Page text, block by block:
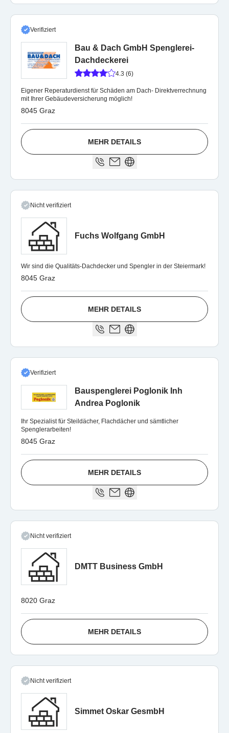
Verifiziert
Bau & Dach GmbH Spenglerei-
Dachdeckerei
4.3 (6)
Eigener Reperaturdienst für Schäden am Dach- Direktverrechnung
mit Ihrer Gebäudeversicherung möglich!
8045 Graz
MEHR DETAILS
Nicht verifiziert
Fuchs Wolfgang GmbH
Wir sind die Qualitäts-Dachdecker und Spengler in der Steiermark!
8045 Graz
MEHR DETAILS
Verifiziert
Bauspenglerei Poglonik Inh
Andrea Poglonik
Ihr Spezialist für Steildächer, Flachdächer und sämtlicher
Spenglerarbeiten!
8045 Graz
MEHR DETAILS
Nicht verifiziert
DMTT Business GmbH
8020 Graz
MEHR DETAILS
Nicht verifiziert
Simmet Oskar GesmbH